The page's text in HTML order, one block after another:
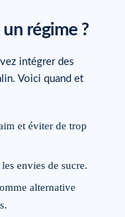
régime ?
intégrer des
Voici quand et
et éviter de trop
envies de sucre.
alternative